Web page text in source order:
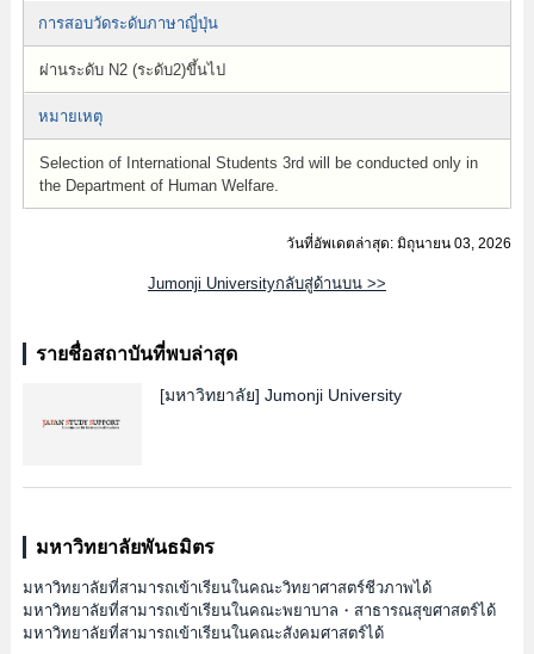
การสอบวัดระดับภาษาญี่ปุ่น
ผ่านระดับ N2 (ระดับ2)ขึ้นไป
หมายเหตุ
Selection of International Students 3rd will be conducted only in
the Department of Human Welfare.
วันที่อัพเดตล่าสุด: มิถุนายน 03, 2026
Jumonji Universityกลับสู่ด้านบน >>
รายชื่อสถาบันที่พบล่าสุด
[มหาวิทยาลัย] Jumonji University
มหาวิทยาลัยพันธมิตร
มหาวิทยาลัยที่สามารถเข้าเรียนในคณะวิทยาศาสตร์ชีวภาพได้
มหาวิทยาลัยที่สามารถเข้าเรียนในคณะพยาบาล・สาธารณสุขศาสตร์ได้
มหาวิทยาลัยที่สามารถเข้าเรียนในคณะสังคมศาสตร์ได้